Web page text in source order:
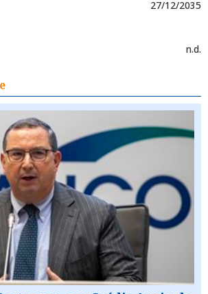
27/12/2035
n.d.